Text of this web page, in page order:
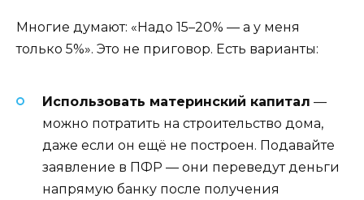
Многие думают: «Надо 15–20% — а у меня
только 5%». Это не приговор. Есть варианты:
Использовать материнский капитал —
можно потратить на строительство дома,
даже если он ещё не построен. Подавайте
заявление в ПФР — они переведут деньги
напрямую банку после получения